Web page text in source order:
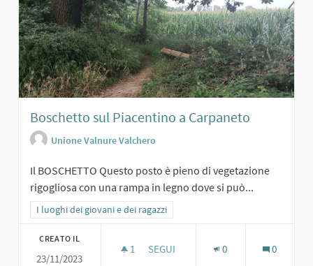
Boschetto sul Piacentino a Carpaneto
Unione Valnure Valchero
Il BOSCHETTO Questo posto è pieno di vegetazione
rigogliosa con una rampa in legno dove si può...
Filtra i risultati per categoria: I luoghi dei giovani e dei ragazzi
I luoghi dei giovani e dei ragazzi
CREATO IL
23/11/2023
1 1 SOSTENITORI
SEGUI 0 0